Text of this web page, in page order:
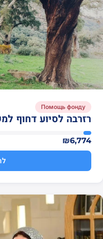
Помощь фонду
רזרבה לסיוע דחוף
₪6,774